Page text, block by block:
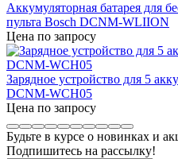
Аккумуляторная батарея для
пульта Bosch DCNM-WLIION
Цена по запросу
Зарядное устройство для 5
DCNM-WCH05
Цена по запросу
Будьте в курсе о новинках и
Подпишитесь на рассылкy!